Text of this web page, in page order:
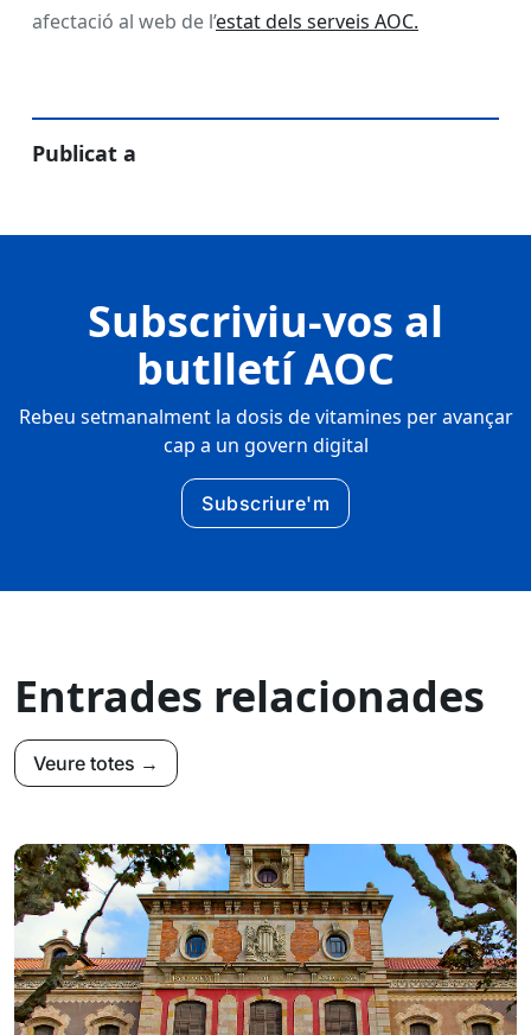
afectació al web de l’estat dels serveis AOC.
Publicat a
Subscriviu-vos al
butlletí AOC
Rebeu setmanalment la dosis de vitamines per avançar
cap a un govern digital
Subscriure'm
Entrades relacionades
Veure totes →